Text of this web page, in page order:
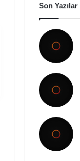
Son Yazılar